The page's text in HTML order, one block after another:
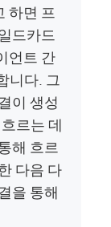
하면 프
드카드
언트 간
니다. 그
이 생성
르는 데
해 흐르
다음 다
을 통해